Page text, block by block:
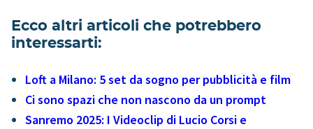
Ecco altri articoli che potrebbero
interessarti:
Loft a Milano: 5 set da sogno per pubblicità e film
Ci sono spazi che non nascono da un prompt
Sanremo 2025: I Videoclip di Lucio Corsi e